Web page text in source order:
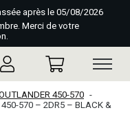
après le 05/08/2026
Merci de votre
450-570
570 – 2DR5 – BLACK &